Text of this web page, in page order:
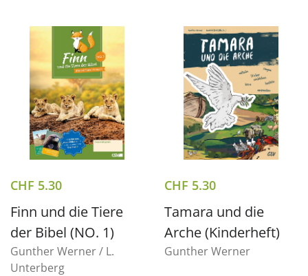
CHF 5.30
Finn und die Tiere
der Bibel (NO. 1)
Gunther Werner / L.
Unterberg
CHF 5.30
Tamara und die
Arche (Kinderheft)
Gunther Werner